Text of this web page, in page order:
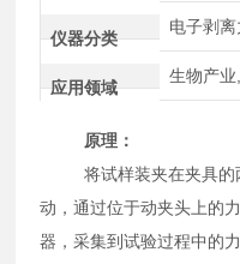
仪器分类
电子剥
应用领域
生物产
原理：
将试样装夹在夹具
动，通过位于动夹头上的
器，采集到试验过程中的